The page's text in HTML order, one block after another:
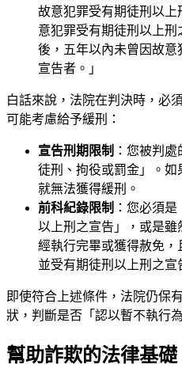
故意犯罪受有期徒刑以
意犯罪受有期徒刑以上
後，五年以內未曾因故意
宣告者。」
白話來說，法院在判決時，必
可能考慮給予緩刑：
宣告刑期限制 ：您被判
徒刑、拘役或罰金」。如
就無法獲得緩刑。
前科紀錄限制 ：您必須
以上刑之宣告」，或是
經執行完畢或獲得赦免
並受有期徒刑以上刑之宣
即使符合上述條件，法院仍保
狀，判斷是否「認以暫不執行
幫助詐欺的法律基礎